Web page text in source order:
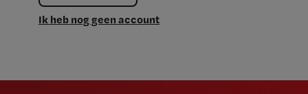
Ik heb nog geen account